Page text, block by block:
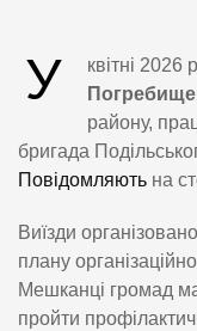
У квітні 2026
району,
бригада
Повідомляють на
Виїзди
плану
Мешканці громад
пройти